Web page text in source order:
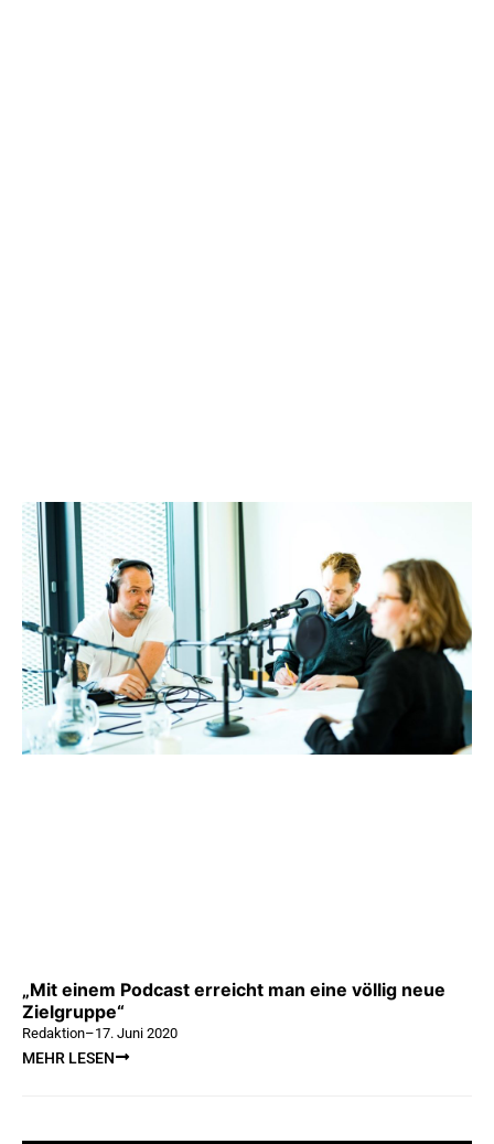
„Mit einem Podcast erreicht man eine völlig neue
Zielgruppe“
Redaktion–17. Juni 2020
MEHR LESEN